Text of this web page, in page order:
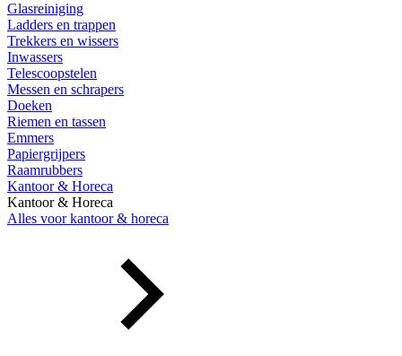
Glasreiniging
Ladders en trappen
Trekkers en wissers
Inwassers
Telescoopstelen
Messen en schrapers
Doeken
Riemen en tassen
Emmers
Papiergrijpers
Raamrubbers
Kantoor & Horeca
Kantoor & Horeca
Alles voor kantoor & horeca